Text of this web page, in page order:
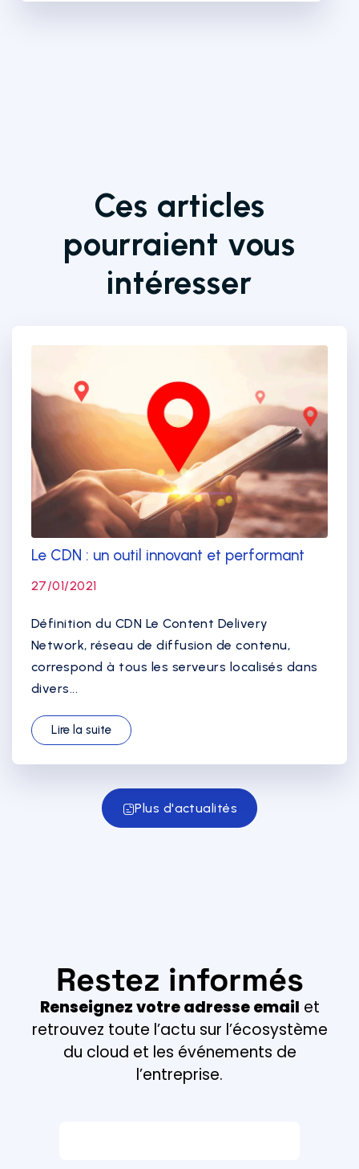
Ces articles
pourraient vous
intéresser
Le CDN : un outil innovant et performant
27/01/2021
Définition du CDN Le Content Delivery
Network, réseau de diffusion de contenu,
correspond à tous les serveurs localisés dans
divers...
Lire la suite
Plus d'actualités
Restez informés
Renseignez votre adresse email et
retrouvez toute l’actu sur l’écosystème
du cloud et les événements de
l’entreprise.